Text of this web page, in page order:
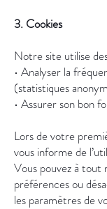
3. Cookies
Notre site utilise
• Analyser la
(statistiques
• Assurer son bon
Lors de votre
vous informe de
Vous pouvez à
préférences ou
les paramètres de